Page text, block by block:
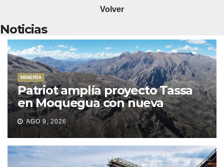
Volver
Noticias
MINERÍA
Patriot amplía proyecto Tassa
en Moquegua con nueva
concesión minera
AGO 9, 2026